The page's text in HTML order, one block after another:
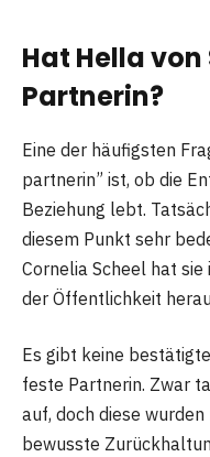
Hat Hella
Partnerin?
Eine der häufigsten
partnerin” ist, ob die
Beziehung lebt.
diesem Punkt sehr
Cornelia Scheel hat
der Öffentlichkeit
Es gibt keine
feste Partnerin. Zwar
auf, doch diese
bewusste